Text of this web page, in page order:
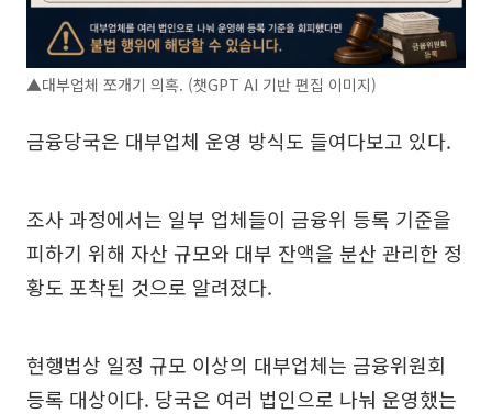
▲대부업체 쪼개기 의혹. (챗GPT AI 기반 편집 이미지)
금융당국은 대부업체 운영 방식도 들여다보고 있다.
조사 과정에서는 일부 업체들이 금융위 등록 기준을
피하기 위해 자산 규모와 대부 잔액을 분산 관리한 정
황도 포착된 것으로 알려졌다.
현행법상 일정 규모 이상의 대부업체는 금융위원회
등록 대상이다. 당국은 여러 법인으로 나눠 운영했는